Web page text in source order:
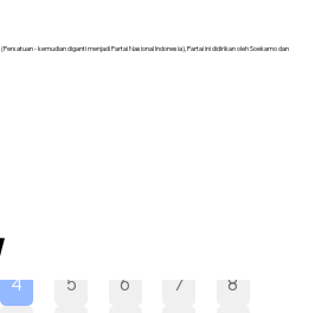
4 5 6 7
8
- kemudian diganti menjadi Partai Nasional Indonesia), Partai ini didirikan oleh Soekarno dan